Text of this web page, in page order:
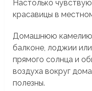
Настолько
красавицы в
Домашнюю камелию
балконе, лоджии
прямого солнца и
воздуха вокруг
полезны.